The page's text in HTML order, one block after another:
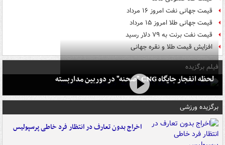
قیمت جهانی نفت امروز ۱۶ مرداد
قیمت جهانی طلا امروز ۱۵ مرداد
قیمت نفت برنت به ۷۹ دلار رسید
افزایش قیمت طلا و نقره جهانی
فیلم برگزیده
لحظه انفجار جایگاه CNG "صحنه" در دوربین مداربسته
برگزیده ورزشی
اخراج بدون تعارف در انتظار فرد خاطی پرسپولیس